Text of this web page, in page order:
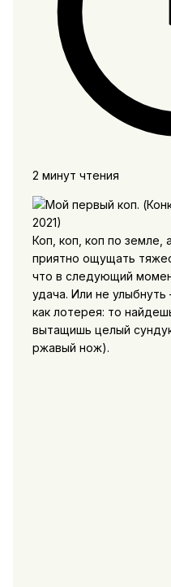
2 минут чтения
Коп, коп, коп по земле,
приятно ощущать
что в следующий
удача. Или не
как лотерея: то
вытащишь целый
ржавый нож).